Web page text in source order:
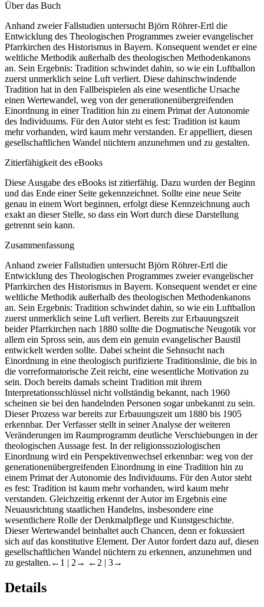
Über das Buch
Anhand zweier Fallstudien untersucht Björn Röhrer-Ertl die
Entwicklung des Theologischen Programmes zweier evangelischer
Pfarrkirchen des Historismus in Bayern. Konsequent wendet er eine
weltliche Methodik außerhalb des theologischen Methodenkanons
an. Sein Ergebnis: Tradition schwindet dahin, so wie ein Luftballon
zuerst unmerklich seine Luft verliert. Diese dahinschwindende
Tradition hat in den Fallbeispielen als eine wesentliche Ursache
einen Wertewandel, weg von der generationenübergreifenden
Einordnung in einer Tradition hin zu einem Primat der Autonomie
des Individuums. Für den Autor steht es fest: Tradition ist kaum
mehr vorhanden, wird kaum mehr verstanden. Er appelliert, diesen
gesellschaftlichen Wandel nüchtern anzunehmen und zu gestalten.
Zitierfähigkeit des eBooks
Diese Ausgabe des eBooks ist zitierfähig. Dazu wurden der Beginn
und das Ende einer Seite gekennzeichnet. Sollte eine neue Seite
genau in einem Wort beginnen, erfolgt diese Kennzeichnung auch
exakt an dieser Stelle, so dass ein Wort durch diese Darstellung
getrennt sein kann.
Zusammenfassung
Anhand zweier Fallstudien untersucht Björn Röhrer-Ertl die
Entwicklung des Theologischen Programmes zweier evangelischer
Pfarrkirchen des Historismus in Bayern. Konsequent wendet er eine
weltliche Methodik außerhalb des theologischen Methodenkanons
an. Sein Ergebnis: Tradition schwindet dahin, so wie ein Luftballon
zuerst unmerklich seine Luft verliert. Bereits zur Erbauungszeit
beider Pfarrkirchen nach 1880 sollte die Dogmatische Neugotik vor
allem ein Spross sein, aus dem ein genuin evangelischer Baustil
entwickelt werden sollte. Dabei scheint die Sehnsucht nach
Einordnung in eine theologisch purifizierte Traditionslinie, die bis in
die vorreformatorische Zeit reicht, eine wesentliche Motivation zu
sein. Doch bereits damals scheint Tradition mit ihrem
Interpretationsschlüssel nicht vollständig bekannt, nach 1960
scheinen sie bei den handelnden Personen sogar unbekannt zu sein.
Dieser Prozess war bereits zur Erbauungszeit um 1880 bis 1905
erkennbar. Der Verfasser stellt in seiner Analyse der weiteren
Veränderungen im Raumprogramm deutliche Verschiebungen in der
theologischen Aussage fest. In der religionssoziologischen
Einordnung wird ein Perspektivenwechsel erkennbar: weg von der
generationenübergreifenden Einordnung in eine Tradition hin zu
einem Primat der Autonomie des Individuums. Für den Autor steht
es fest: Tradition ist kaum mehr vorhanden, wird kaum mehr
verstanden. Gleichzeitig erkennt der Autor im Ergebnis eine
Neuausrichtung staatlichen Handelns, insbesondere eine
wesentlichere Rolle der Denkmalpflege und Kunstgeschichte.
Dieser Wertewandel beinhaltet auch Chancen, denn er fokussiert
sich auf das konstitutive Element. Der Autor fordert dazu auf, diesen
gesellschaftlichen Wandel nüchtern zu erkennen, anzunehmen und
zu gestalten. ←1 | 2→ ←2 | 3→
Details